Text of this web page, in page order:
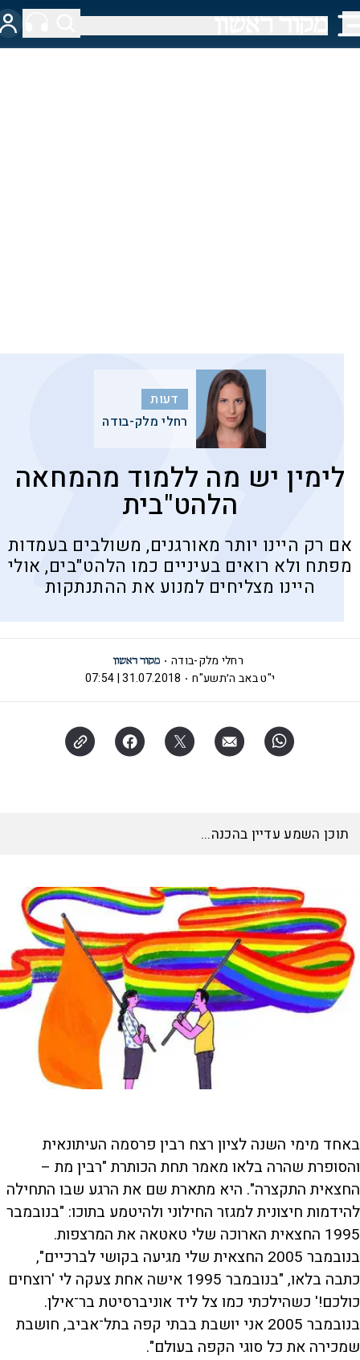
דעות
רחלי מלק-בודה
לימין יש מה ללמוד מהמחאה
הלהט"בית
אם רק היינו יותר מאורגנים, משולבים בעמדות
מפתח ולא רואים בעיניים כמו הלהט"בים, אולי
היינו מצליחים למנוע את ההתנתקות
רחלי מלק-בודה
י"ט באב ה׳תשע"ח
31.07.2018 | 07:54
תוכן השמע עדיין בהכנה...
באחד מימי השנה לציון רצח רבין פרסמה העיתונאית
והסופרת שהרה בלאו מאמר תחת הכותרת "רבין מת –
החצאית התקצרה". היא מתארת שם את הרגע שבו התחילה
להידמות חיצונית למגזר החילוני ולהיטמע בתוכו: "בנובמבר
1995 החצאית הארוכה שלי טאטאה את המרצפות.
בנובמבר 2005 החצאית שלי מגיעה בקושי לברכיים",
כתבה בלאו, "בנובמבר 1995 אישה אחת צעקה לי 'רוצחים
כולכם!' כשהילכתי כמו צל ליד אוניברסיטת בר־אילן.
בנובמבר 2005 אני יושבת בבתי קפה בתל־אביב, חושבת
שמכירה את כל סוגי הקפה בעולם".